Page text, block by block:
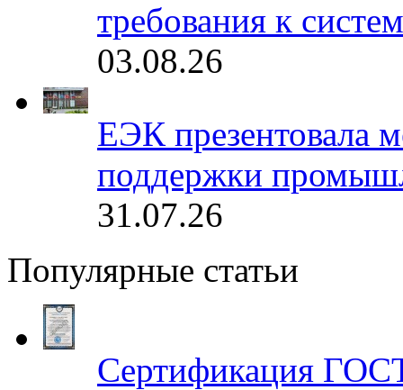
требования к
03.08.26
ЕЭК презентовала
поддержки
31.07.26
Популярные статьи
Сертификация